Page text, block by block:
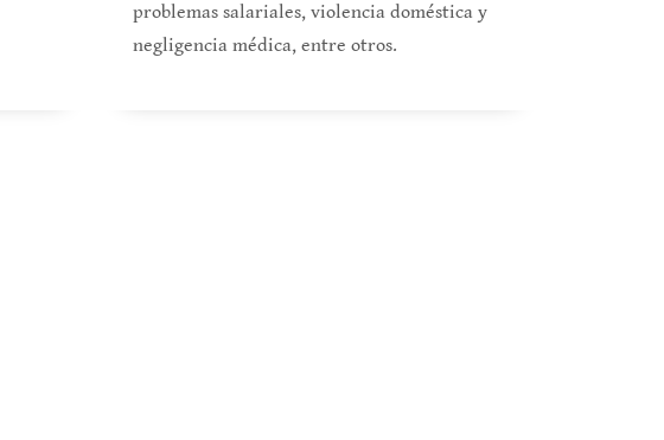
problemas salariales, violencia doméstica y
negligencia médica, entre otros.